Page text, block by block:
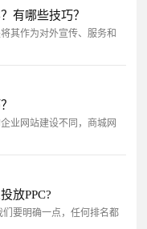
有哪些技巧？
其作为对外宣传、服务和
业网站建设不同，商城网
放PPC?
要明确一点，任何排名都